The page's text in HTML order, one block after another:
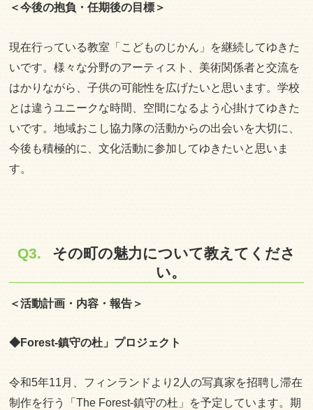
＜今後の抱負・任期後の目標＞
現在行っている教室「こどものじかん」を継続してゆきた
いです。様々な分野のアーティスト、美術関係者と交流を
はかりながら、子供の可能性を広げたいと思います。学校
とは違うユニークな時間、空間になるよう心掛けてゆきた
いです。地域おこし協力隊の活動からの出会いを大切に、
今後も積極的に、文化活動に参加してゆきたいと思いま
す。
Q3.
その町の魅力について教えてくださ
い。
＜活動計画・内容・報告＞
◆Forest-鎮守の杜」プロジェクト
令和5年11月、フィンランドより2人の写真家を招聘し滞在
制作を行う「The Forest-鎮守の杜」を予定しています。期